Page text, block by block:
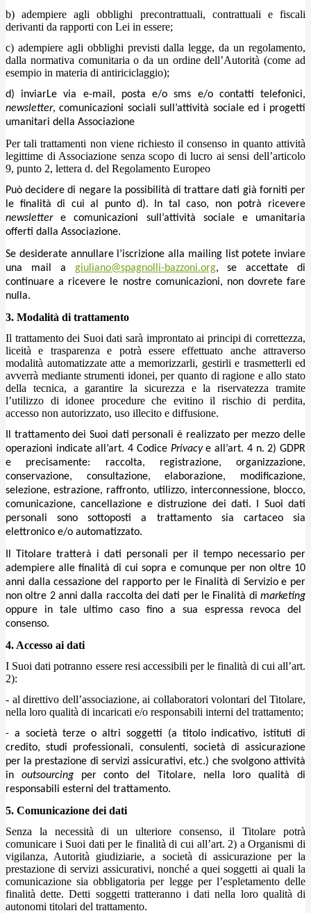
b) adempiere agli obblighi precontrattuali, contrattuali e fiscali
derivanti da rapporti con Lei in essere;
c) adempiere agli obblighi previsti dalla legge, da un regolamento,
dalla normativa comunitaria o da un ordine dell’Autorità (come ad
esempio in materia di antiriciclaggio);
d) inviarLe via e-mail, posta e/o sms e/o contatti telefonici,
newsletter, comunicazioni sociali sull’attività sociale ed i progetti
umanitari della Associazione
Per tali trattamenti non viene richiesto il consenso in quanto attività
legittime di Associazione senza scopo di lucro ai sensi dell’articolo
9, punto 2, lettera d. del Regolamento Europeo
Può decidere di negare la possibilità di trattare dati già forniti per
le finalità di cui al punto d). In tal caso, non potrà ricevere
newslettere comunicazioni sull’attività sociale e umanitaria
offerti dalla Associazione.
Se desiderate annullare l’iscrizione alla mailing list potete inviare
una mail a giuliano@spagnolli-bazzoni.org, se accettate di
continuare a ricevere le nostre comunicazioni, non dovrete fare
nulla.
3. Modalità di trattamento
Il trattamento dei Suoi dati sarà improntato ai principi di correttezza,
liceità e trasparenza e potrà essere effettuato anche attraverso
modalità automatizzate atte a memorizzarli, gestirli e trasmetterli ed
avverrà mediante strumenti idonei, per quanto di ragione e allo stato
della tecnica, a garantire la sicurezza e la riservatezza tramite
l’utilizzo di idonee procedure che evitino il rischio di perdita,
accesso non autorizzato, uso illecito e diffusione.
Il trattamento dei Suoi dati personali è realizzato per mezzo delle
operazioni indicate all’art. 4 Codice Privacye all’art. 4 n. 2) GDPR
e precisamente: raccolta, registrazione, organizzazione,
conservazione, consultazione, elaborazione, modificazione,
selezione, estrazione, raffronto, utilizzo, interconnessione, blocco,
comunicazione, cancellazione e distruzione dei dati. I Suoi dati
personali sono sottoposti a trattamento sia cartaceo sia
elettronico e/o automatizzato.
Il Titolare tratterà i dati personali per il tempo necessario per
adempiere alle finalità di cui sopra e comunque per non oltre 10
anni dalla cessazione del rapporto per le Finalità di Servizio e per
non oltre 2 anni dalla raccolta dei dati per le Finalità di marketing
oppure in tale ultimo caso fino a sua espressa revoca del
consenso.
4. Accesso ai dati
I Suoi dati potranno essere resi accessibili per le finalità di cui all’art.
2):
- al direttivo dell’associazione, ai collaboratori volontari del Titolare,
nella loro qualità di incaricati e/o responsabili interni del trattamento;
- a società terze o altri soggetti (a titolo indicativo, istituti di
credito, studi professionali, consulenti, società di assicurazione
per la prestazione di servizi assicurativi, etc.) che svolgono attività
in outsourcingper conto del Titolare, nella loro qualità di
responsabili esterni del trattamento.
5. Comunicazione dei dati
Senza la necessità di un ulteriore consenso, il Titolare potrà
comunicare i Suoi dati per le finalità di cui all’art. 2) a Organismi di
vigilanza, Autorità giudiziarie, a società di assicurazione per la
prestazione di servizi assicurativi, nonché a quei soggetti ai quali la
comunicazione sia obbligatoria per legge per l’espletamento delle
finalità dette. Detti soggetti tratteranno i dati nella loro qualità di
autonomi titolari del trattamento.